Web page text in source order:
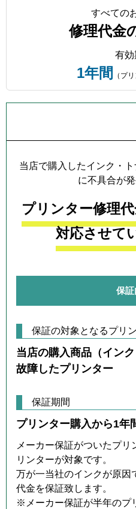
すべての
修理代金
有効
1年間 （プ
当店で購入したインク・
に不具合が
プリンター修理
対応させて
保
保証の対象となるプリ
当店の購入商品（イン
故障したプリンター
保証期間
プリンター購入から1年
メーカー保証がついたプ
リンターが対象です。
万が一当社のインクが原因
代金を保証致します。
※メーカー保証が半年のプ